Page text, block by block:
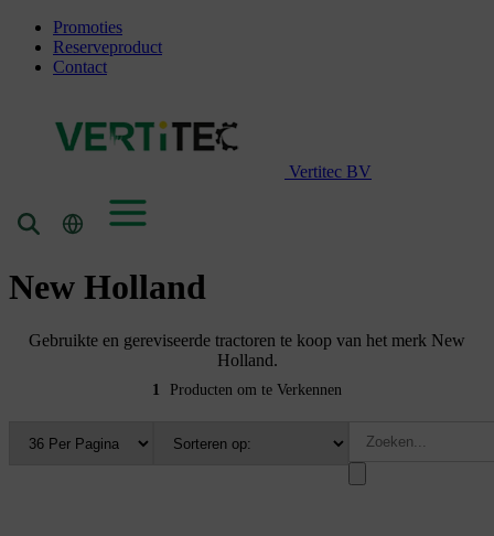
Promoties
Reserveproduct
Contact
Vertitec BV
New Holland
Gebruikte en gereviseerde tractoren te koop van het merk New
Holland.
1 Producten om te Verkennen